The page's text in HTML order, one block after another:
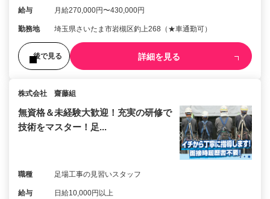
給与 月給270,000円〜430,000円
勤務地 埼玉県さいたま市岩槻区釣上268（★車通勤可）
後で見る 詳細を見る
株式会社 齋藤組
無資格＆未経験大歓迎！充実の研修で
技術をマスター！足...
職種 足場工事の見習いスタッフ
給与 日給10,000円以上